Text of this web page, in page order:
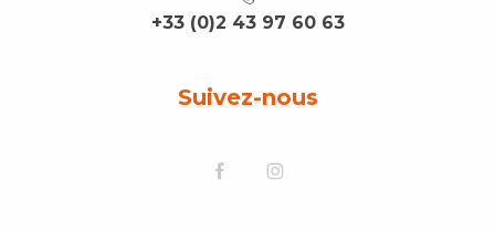
+33 (0)2 43 97 60 63
Suivez-nous